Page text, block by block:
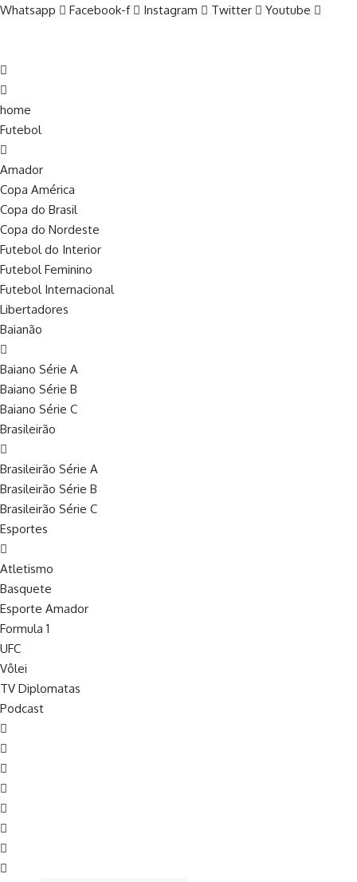
Whatsapp Facebook-f Instagram Twitter Youtube
home
Futebol
Amador
Copa América
Copa do Brasil
Copa do Nordeste
Futebol do Interior
Futebol Feminino
Futebol Internacional
Libertadores
Baianão
Baiano Série A
Baiano Série B
Baiano Série C
Brasileirão
Brasileirão Série A
Brasileirão Série B
Brasileirão Série C
Esportes
Atletismo
Basquete
Esporte Amador
Formula 1
UFC
Vôlei
TV Diplomatas
Podcast